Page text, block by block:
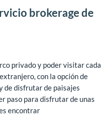
brokerage de
privado y poder visitar cada
con la opción de
de disfrutar de paisajes
paso para disfrutar de unas
encontrar